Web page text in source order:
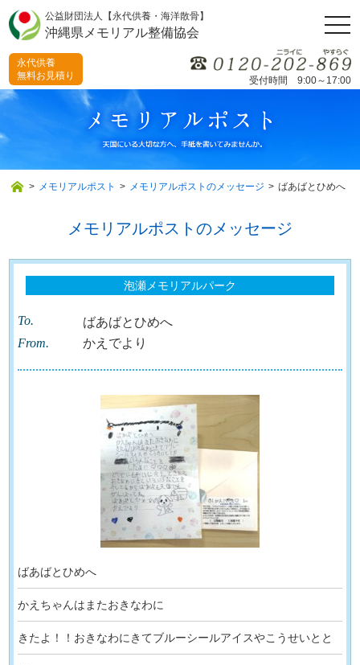
公益財団法人【永代供養・海洋散骨】
沖縄県メモリアル整備協会
受付時間 9:00～17:00
永代供養
無料お見積り
> メモリアルポスト > メモリアルポストのメッセージ > ばあばとひめへ
メモリアルポストのメッセージ
泡瀬メモリアルパーク
To.
ばあばとひめへ
From.
かえでより
ばあばとひめへ
かえちゃんはまたおきなわに
きたよ！！おきなわにきてブルーシールアイスやこうせいとと